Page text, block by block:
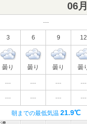
06
---
3 6 9 12
曇り 曇り 曇り 曇
--- --- --- ---
--- --- --- ---
朝までの最低気温 21.9℃